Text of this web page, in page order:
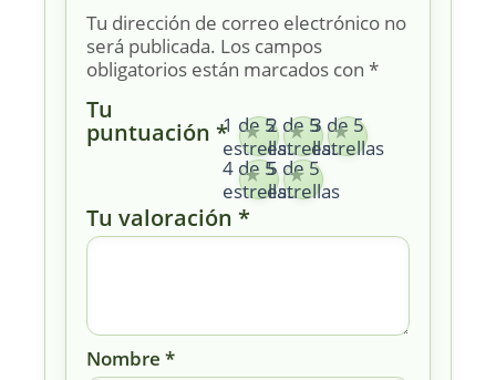
Tu dirección de correo electrónico no
será publicada. Los campos
obligatorios están marcados con *
Tu
puntuación *1 de 5
estrellas
2 de 5
estrellas
3 de 5
estrellas
4 de 5
estrellas
5 de 5
estrellas
Tu valoración *
Nombre *